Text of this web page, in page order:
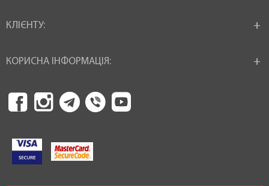
КЛІЄНТУ:
КОРИСНА ІНФОРМАЦІЯ: